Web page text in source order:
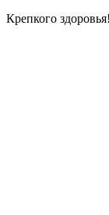
Крепкого здоровья!